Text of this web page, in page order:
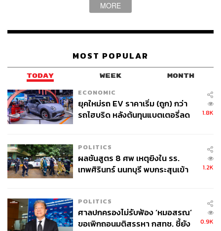
MORE
MOST POPULAR
TODAY WEEK MONTH
ECONOMIC
ยุคใหม่รถ EV ราคาเริ่ม (ถูก) กว่า
รถไฮบริด หลังต้นทุนแบตเตอรี่ลด
1.8K
POLITICS
ผลชันสูตร 8 ศพ เหตุยิงใน รร.
เทพศิรินทร์ นนทบุรี พบกระสุนเข้า
1.2K
POLITICS
ศาลปกครองไม่รับฟ้อง ‘หมอสรณ’
ขอเพิกถอนมติสรรหา กสทช. ชี้ยัง
0.9K